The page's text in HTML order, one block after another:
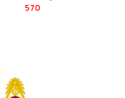
570